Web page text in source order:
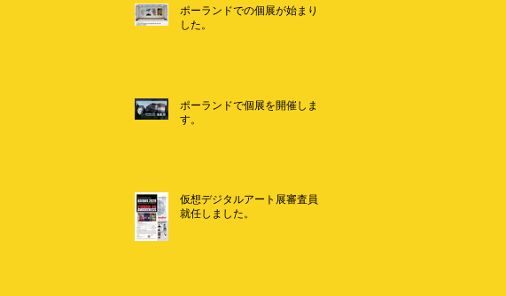
ポーランドでの個展が始まりま
した。
ポーランドで個展を開催しま
す。
仮想デジタルアート展審査員に
就任しました。